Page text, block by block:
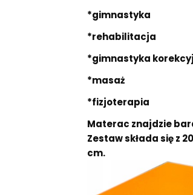
*gimnastyka
*rehabilitacja
*gimnastyka
*masaż
*fizjoterapia
Materac znajdzie
Zestaw składa się z
cm.